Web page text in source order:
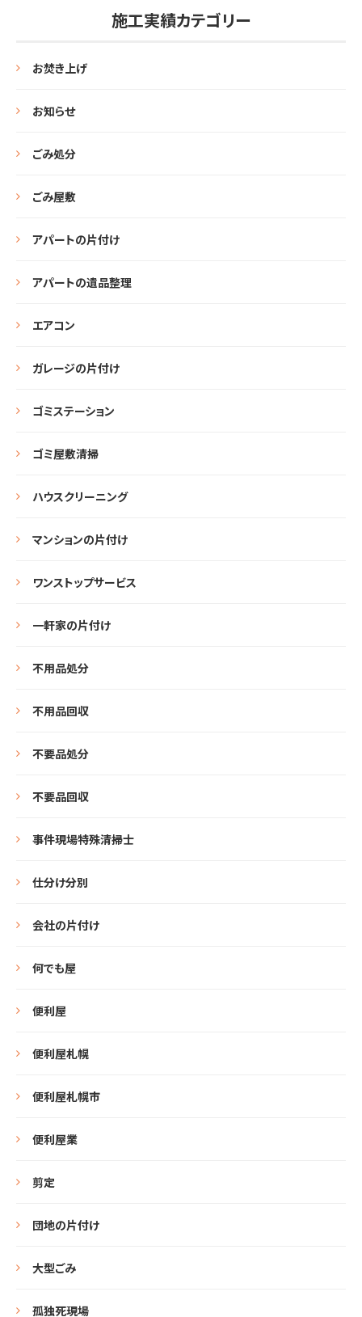
施工実績カテゴリー
お焚き上げ
お知らせ
ごみ処分
ごみ屋敷
アパートの片付け
アパートの遺品整理
エアコン
ガレージの片付け
ゴミステーション
ゴミ屋敷清掃
ハウスクリーニング
マンションの片付け
ワンストップサービス
一軒家の片付け
不用品処分
不用品回収
不要品処分
不要品回収
事件現場特殊清掃士
仕分け分別
会社の片付け
何でも屋
便利屋
便利屋札幌
便利屋札幌市
便利屋業
剪定
団地の片付け
大型ごみ
孤独死現場